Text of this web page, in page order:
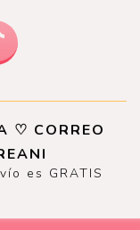
♡ CORREO
es GRATIS